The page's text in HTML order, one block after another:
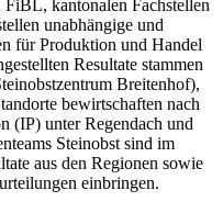
kantonalen Fachstellen
unabhängige und
für Produktion und Handel
Resultate stammen
Breitenhof),
bewirtschaften nach
(IP) unter Regendach und
Steinobst sind im
aus den Regionen sowie
einbringen.